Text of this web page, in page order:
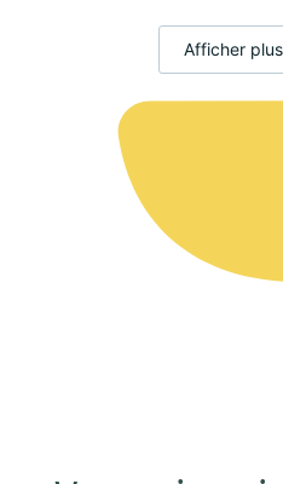
Afficher plus